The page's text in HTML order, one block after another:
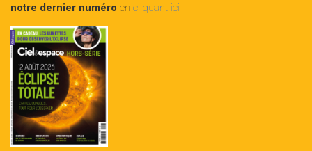
notre dernier numéro en cliquant ici